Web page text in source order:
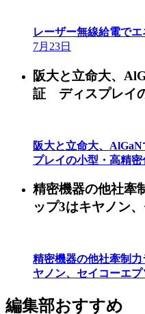
レーザー無線給電で
7月23日
阪大と立命大、
証 ディスプレイ
阪大と立命大、
プレイの小型・高精
精密機器の他社牽
ップ3はキヤノン
精密機器の他社牽制
ヤノン、セイコーエ
編集部おすすめ